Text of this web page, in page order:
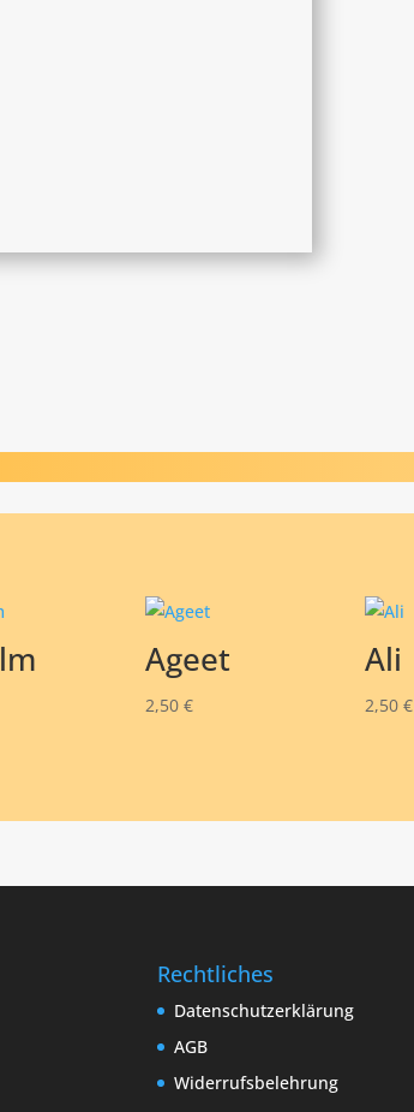
Ageet
2,50 €
Ali
2,50 €
Rechtliches
Datenschutzerklärung
AGB
Widerrufsbelehrung